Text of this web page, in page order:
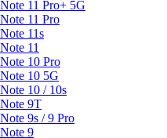
11 Pro+ 5G
11 Pro
11s
11
10 Pro
10 5G
10 / 10s
9T
9s / 9 Pro
9